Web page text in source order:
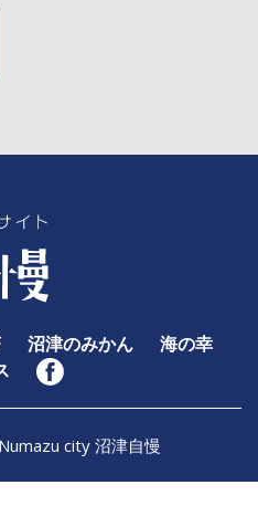
沼津のみかん
海の幸
city 沼津自慢